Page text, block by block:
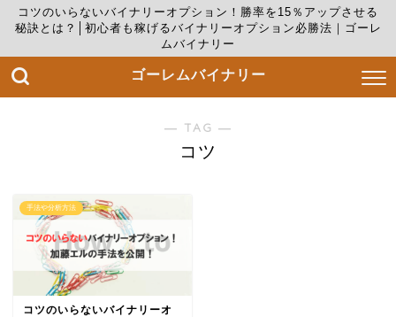
コツのいらないバイナリーオプション！勝率を15％アップさせる
秘訣とは？│初心者も稼げるバイナリーオプション必勝法｜ゴーレ
ムバイナリー
ゴーレムバイナリー
― TAG ―
コツ
手法や分析方法
コツのいらないバイナリーオ